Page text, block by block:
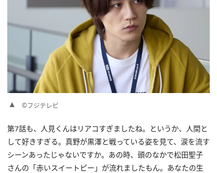
©フジテレビ
第7話も、人見くんはリアコすぎましたね。というか、人間と
して好きすぎる。真野が黒澤と戦っている姿を見て、涙を流す
シーンあったじゃないですか。あの時、頭のなかで松田聖子
さんの「赤いスイートピー」が流れましたもん。あなたの生